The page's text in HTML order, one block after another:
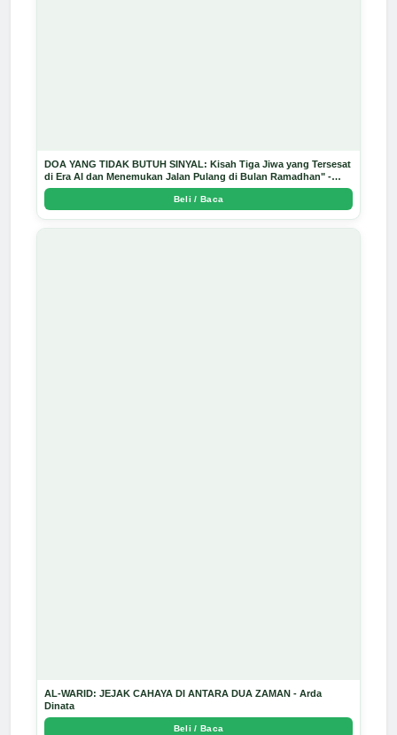
DOA YANG TIDAK BUTUH SINYAL: Kisah Tiga Jiwa yang Tersesat
di Era AI dan Menemukan Jalan Pulang di Bulan Ramadhan" -
Arda Dinata
Beli / Baca
AL-WARID: JEJAK CAHAYA DI ANTARA DUA ZAMAN - Arda
Dinata
Beli / Baca